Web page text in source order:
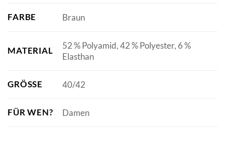
FARBE Braun
MATERIAL
52 % Polyamid, 42 % Polyester, 6 %
Elasthan
GRÖSSE 40/42
FÜR WEN? Damen